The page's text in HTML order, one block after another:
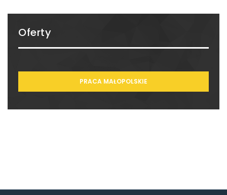
Oferty
PRACA MAŁOPOLSKIE